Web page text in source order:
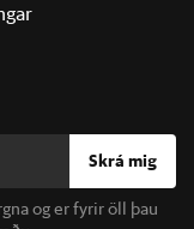
Skrá mig
og er fyrir öll þau